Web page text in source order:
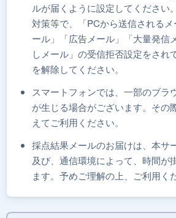
ルが届くように設定してください
対策等で、「PCから送信される
ール」「広告メール」「大量発信
しメール」の受信拒否設定をされ
を解除してください。
スマートフォンでは、一部のブラ
が生じる場合がございます。その
えてご利用ください。
採点結果メールのお届けは、本サ
及び、通信環境によって、時間が
ます。予めご理解の上、ご利用く